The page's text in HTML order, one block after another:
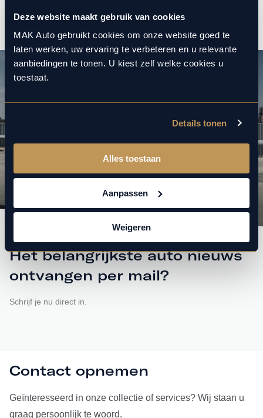
Deze website maakt gebruik van cookies
MAK Auto gebruikt cookies om onze website goed te
laten werken, uw ervaring te verbeteren en u relevante
aanbiedingen te tonen. U kiest zelf welke cookies u
toestaat.
Details tonen
Alles toestaan
Aanpassen
Weigeren
Het belangrijkste auto nieuws
ontvangen per mail?
Schrijf je nu direct in.
Contact opnemen
Geïnteresseerd in onze collectie of services? Wij staan u
graag persoonlijk te woord.